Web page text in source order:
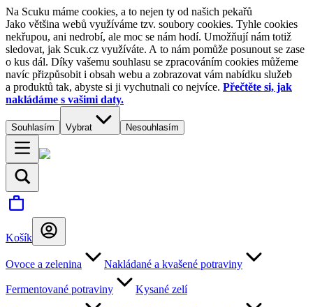
Na Scuku máme cookies, a to nejen ty od našich pekařů
Jako většina webů využíváme tzv. soubory cookies. Tyhle cookies
nekřupou, ani nedrobí, ale moc se nám hodí. Umožňují nám totiž
sledovat, jak Scuk.cz využíváte. A to nám pomůže posunout se zase
o kus dál. Díky vašemu souhlasu se zpracováním cookies můžeme
navíc přizpůsobit i obsah webu a zobrazovat vám nabídku služeb
a produktů tak, abyste si ji vychutnali co nejvíce. Přečtěte si, jak
nakládáme s vašimi daty.
Souhlasím Vybrat Nesouhlasím
Košík
Ovoce a zelenina Nakládané a kvašené potraviny
Fermentované potraviny Kysané zelí